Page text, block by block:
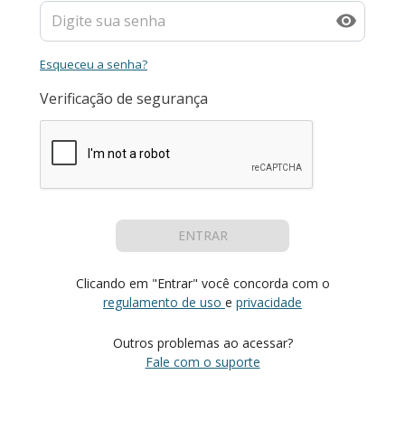
Esqueceu a senha?
Verificação de segurança
ENTRAR
Clicando em "Entrar" você concorda com o
regulamento de uso e privacidade
Outros problemas ao acessar?
Fale com o suporte